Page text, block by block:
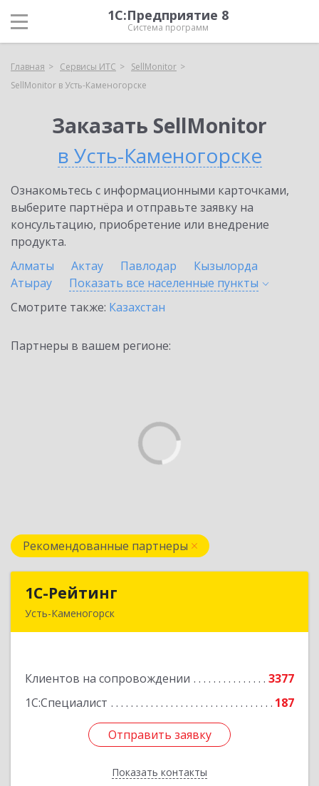
1С:Предприятие 8
Система программ
Главная Сервисы ИТС
SellMonitor
SellMonitor в Усть-Каменогорске
Заказать SellMonitor
в Усть-Каменогорске
Ознакомьтесь с информационными карточками,
выберите партнёра и отправьте заявку на
консультацию, приобретение или внедрение
продукта.
Алматы
Актау Павлодар
Кызылорда
Атырау
Показать все населенные пункты
Смотрите также: Казахстан
Партнеры в вашем регионе:
Рекомендованные партнеры
1С-Рейтинг
Усть-Каменогорск
Клиентов на сопровождении
3377
1С:Специалист
187
Отправить заявку
Показать контакты
Отправить заявку
Назад